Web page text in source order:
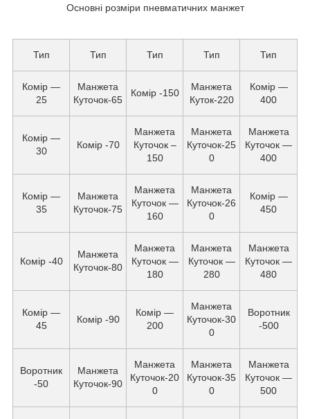
Основні розміри пневматичних манжет
Тип Тип Тип Тип Тип
Комір —
25
Манжета
Куточок-65
Комір -150
Манжета
Куток-220
Комір —
400
Комір —
30
Комір -70
Манжета
Куточок –
150
Манжета
Куточок-25
0
Манжета
Куточок —
400
Комір —
35
Манжета
Куточок-75
Манжета
Куточок —
160
Манжета
Куточок-26
0
Комір —
450
Комір -40
Манжета
Куточок-80
Манжета
Куточок —
180
Манжета
Куточок —
280
Манжета
Куточок —
480
Комір —
45
Комір -90
Комір —
200
Манжета
Куточок-30
0
Воротник
-500
Воротник
-50
Манжета
Куточок-90
Манжета
Куточок-20
0
Манжета
Куточок-35
0
Манжета
Куточок —
500